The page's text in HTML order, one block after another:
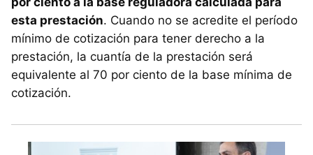
esta prestación. Cuando no se acredite el período
mínimo de cotización para tener derecho a la
prestación, la cuantía de la prestación será
equivalente al 70 por ciento de la base mínima de
cotización.